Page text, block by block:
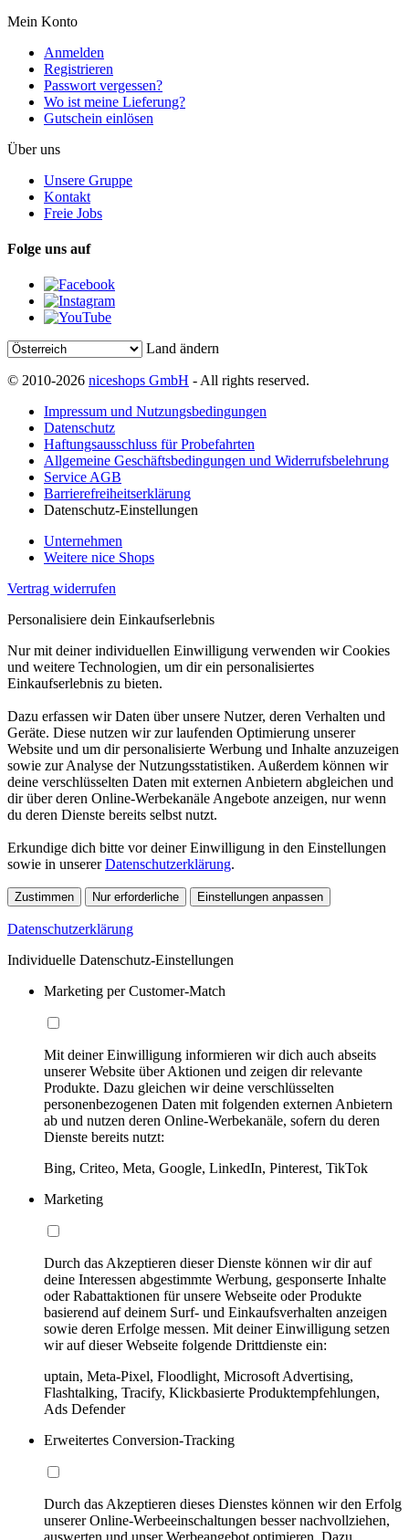
Mein Konto
Anmelden
Registrieren
Passwort vergessen?
Wo ist meine Lieferung?
Gutschein einlösen
Über uns
Unsere Gruppe
Kontakt
Freie Jobs
Folge uns auf
Land ändern
© 2010-2026 niceshops GmbH - All rights reserved.
Impressum und Nutzungsbedingungen
Datenschutz
Haftungsausschluss für Probefahrten
Allgemeine Geschäftsbedingungen und Widerrufsbelehrung
Service AGB
Barrierefreiheitserklärung
Datenschutz-Einstellungen
Unternehmen
Weitere nice Shops
Vertrag widerrufen
Personalisiere dein Einkaufserlebnis
Nur mit deiner individuellen Einwilligung verwenden wir Cookies
und weitere Technologien, um dir ein personalisiertes
Einkaufserlebnis zu bieten.
Dazu erfassen wir Daten über unsere Nutzer, deren Verhalten und
Geräte. Diese nutzen wir zur laufenden Optimierung unserer
Website und um dir personalisierte Werbung und Inhalte anzuzeigen
sowie zur Analyse der Nutzungsstatistiken. Außerdem können wir
deine verschlüsselten Daten mit externen Anbietern abgleichen und
dir über deren Online-Werbekanäle Angebote anzeigen, nur wenn
du deren Dienste bereits selbst nutzt.
Erkundige dich bitte vor deiner Einwilligung in den Einstellungen
sowie in unsererDatenschutzerklärung.
Zustimmen Nur erforderliche Einstellungen anpassen
Datenschutzerklärung
Individuelle Datenschutz-Einstellungen
Marketing per Customer-Match
Mit deiner Einwilligung informieren wir dich auch abseits
unserer Website über Aktionen und zeigen dir relevante
Produkte. Dazu gleichen wir deine verschlüsselten
personenbezogenen Daten mit folgenden externen Anbietern
ab und nutzen deren Online-Werbekanäle, sofern du deren
Dienste bereits nutzt:
Bing, Criteo, Meta, Google, LinkedIn, Pinterest, TikTok
Marketing
Durch das Akzeptieren dieser Dienste können wir dir auf
deine Interessen abgestimmte Werbung, gesponserte Inhalte
oder Rabattaktionen für unsere Webseite oder Produkte
basierend auf deinem Surf- und Einkaufsverhalten anzeigen
sowie deren Erfolge messen. Mit deiner Einwilligung setzen
wir auf dieser Webseite folgende Drittdienste ein:
uptain, Meta-Pixel, Floodlight, Microsoft Advertising,
Flashtalking, Tracify, Klickbasierte Produktempfehlungen,
Ads Defender
Erweitertes Conversion-Tracking
Durch das Akzeptieren dieses Dienstes können wir den Erfolg
unserer Online-Werbeeinschaltungen besser nachvollziehen,